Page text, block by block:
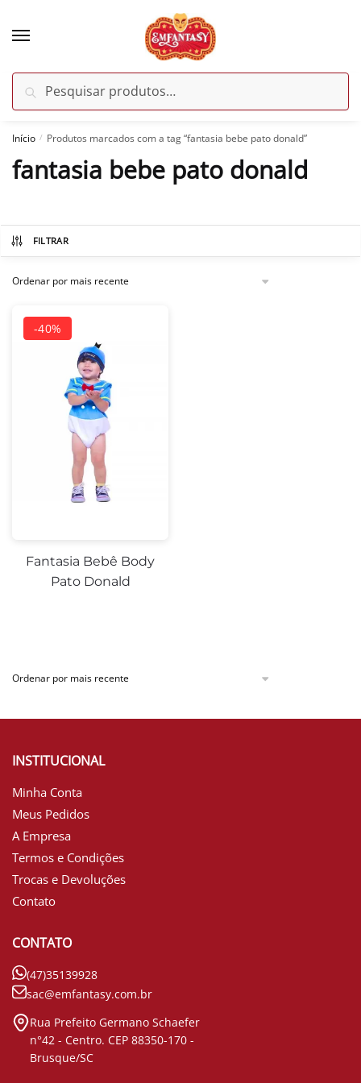
por:
Pesquisar
Início / Produtos marcados com a tag “fantasia bebe pato donald”
fantasia bebe pato donald
FILTRAR
-40%
Fantasia Bebê Body
Pato Donald
INSTITUCIONAL
Minha Conta
Meus Pedidos
A Empresa
Termos e Condições
Trocas e Devoluções
Contato
CONTATO
(47)35139928
sac@emfantasy.com.br
Rua Prefeito Germano Schaefer
n°42 - Centro. CEP 88350-170 -
Brusque/SC